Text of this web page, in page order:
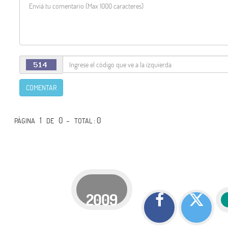
COMENTAR
PÁGINA 1 DE 0 -TOTAL: 0
2009